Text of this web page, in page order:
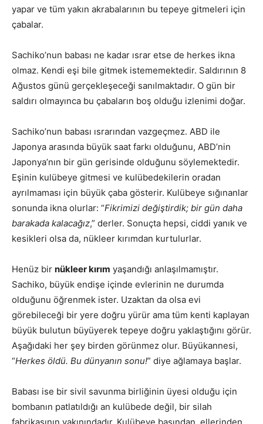
yapar ve tüm yakın akrabalarının bu tepeye gitmeleri için
çabalar.
Sachiko’nun babası ne kadar ısrar etse de herkes ikna
olmaz. Kendi eşi bile gitmek istememektedir. Saldırının 8
Ağustos günü gerçekleşeceği sanılmaktadır. O gün bir
saldırı olmayınca bu çabaların boş olduğu izlenimi doğar.
Sachiko’nun babası ısrarından vazgeçmez. ABD ile
Japonya arasında büyük saat farkı olduğunu, ABD’nin
Japonya’nın bir gün gerisinde olduğunu söylemektedir.
Eşinin kulübeye gitmesi ve kulübedekilerin oradan
ayrılmaması için büyük çaba gösterir. Kulübeye sığınanlar
sonunda ikna olurlar: “Fikrimizi değiştirdik; bir gün daha
barakada kalacağız,” derler. Sonuçta hepsi, ciddi yanık ve
kesikleri olsa da, nükleer kırımdan kurtulurlar.
Henüz bir nükleer kırım yaşandığı anlaşılmamıştır.
Sachiko, büyük endişe içinde evlerinin ne durumda
olduğunu öğrenmek ister. Uzaktan da olsa evi
görebileceği bir yere doğru yürür ama tüm kenti kaplayan
büyük bulutun büyüyerek tepeye doğru yaklaştığını görür.
Aşağıdaki her şey birden görünmez olur. Büyükannesi,
“Herkes öldü. Bu dünyanın sonu!” diye ağlamaya başlar.
Babası ise bir sivil savunma birliğinin üyesi olduğu için
bombanın patlatıldığı an kulübede değil, bir silah
fabrikasının yakınındadır. Kulübeye başından, ellerinden